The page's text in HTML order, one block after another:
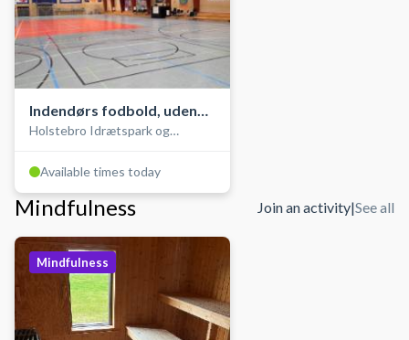
Indendørs fodbold, uden
bander (futsal)
Holstebro Idrætspark og
Available times today
Mindfulness Join an activity|See all
Mindfulness